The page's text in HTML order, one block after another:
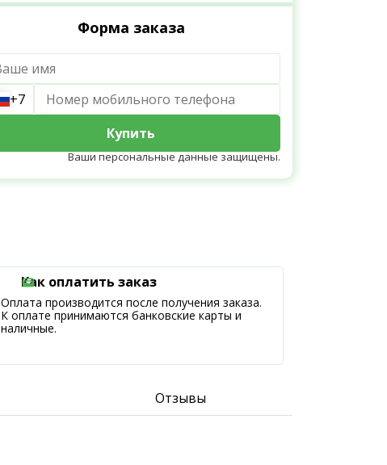
Форма заказа
+7
Купить
Ваши персональные данные защищены.
Как оплатить заказ
Оплата производится после получения заказа.
К оплате принимаются банковские карты и
наличные.
Отзывы